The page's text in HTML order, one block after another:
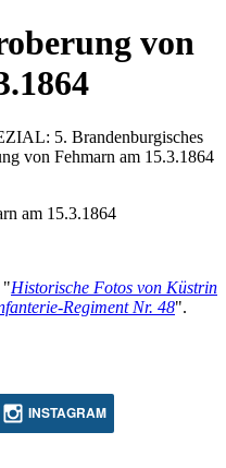
von
am 15.3.1864
"Historische Fotos von Küstrin
Regiment Nr. 48".
INSTAGRAM